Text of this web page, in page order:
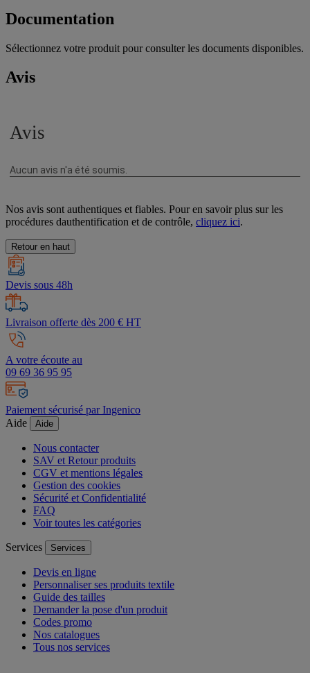
Documentation
Sélectionnez votre produit pour consulter les documents disponibles.
Avis
Nos avis sont authentiques et fiables. Pour en savoir plus sur les
procédures dauthentification et de contrôle, cliquez ici.
Retour en haut
Devis sous 48h
Livraison offerte dès 200 € HT
A votre écoute au
09 69 36 95 95
Paiement sécurisé par Ingenico
Aide
Aide
Nous contacter
SAV et Retour produits
CGV et mentions légales
Gestion des cookies
Sécurité et Confidentialité
FAQ
Voir toutes les catégories
Services Services
Devis en ligne
Personnaliser ses produits textile
Guide des tailles
Demander la pose d'un produit
Codes promo
Nos catalogues
Tous nos services